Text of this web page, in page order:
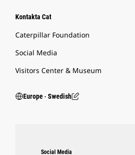
Kontakta Cat
Caterpillar Foundation
Social Media
Visitors Center & Museum
Europe ‧ Swedish
Social Media